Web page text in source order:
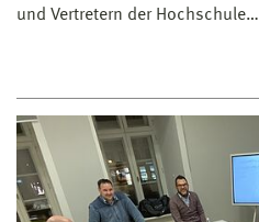
und Vertretern der Hochschule…